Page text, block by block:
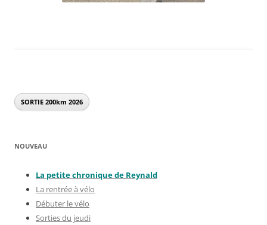
SORTIE 200km 2026
NOUVEAU
La petite chronique de Reynald
La rentrée à vélo
Débuter le vélo
Sorties du jeudi